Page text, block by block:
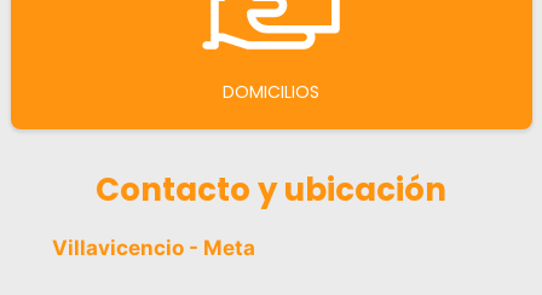
DOMICILIOS
Contacto y ubicación
Villavicencio - Meta